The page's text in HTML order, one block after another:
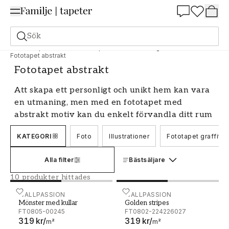
Sök
Fototapeter Motiv Fototapet Konst och Design
Fototapet abstrakt
Fototapet abstrakt
Att skapa ett personligt och unikt hem kan vara
en utmaning, men med en fototapet med
abstrakt motiv kan du enkelt förvandla ditt rum
till något alldeles speciellt. En abstrakt fototapet
ger dig möjlighet att experimentera med former,
svårt att uppnå med traditionella tapeter eller
väggfärg. Låt oss utforska de många
möjligheterna med abstrakta fototapeter och
hur de kan lyfta ditt hem till nya höjder.
Skapa djup och dimension med en
KATEGORI Foto Illustrationer Fototapet graffiti
Alla filter Bästsäljare
10 produkter hittades
WALLPASSION
Mönster med kullar
FT0805-00245
319 kr/m²
Mönster med kullar WALLPASSION
Golden stripes
FT0802-224226027
319 kr/m²
Golden stripes